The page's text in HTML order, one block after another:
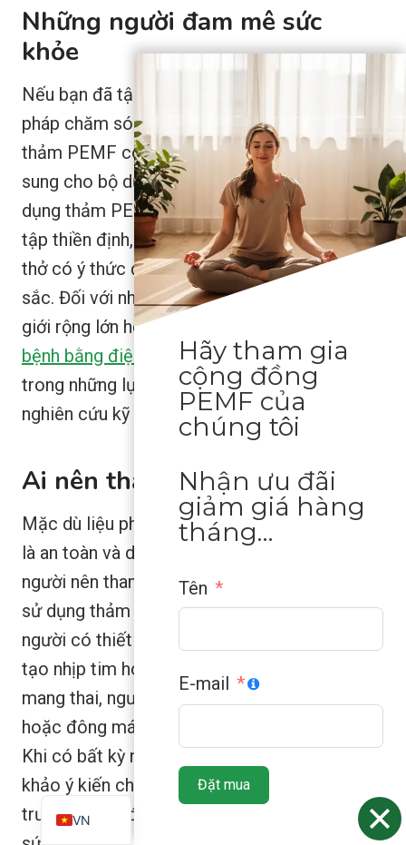
Những người đam mê sức
khỏe
Nếu bạn đã tập yoga, thiền hoặc các phương
pháp chăm sóc sức khỏe toàn diện khác,
thảm PEMF có thể là một công cụ hữu ích bổ
sung cho bộ dụng cụ của bạn. Nhiều người sử
dụng thảm PEMF làm nền tảng cho việc luyện
tập thiền định, kết hợp lợi ích điện từ với hơi
thở có ý thức để có trải nghiệm phục hồi sâu
sắc. Đối với những người quan tâm đến thế
giới rộng lớn hơn của...
bệnh bằng điện từ
, Tấm thảm PEMF là một
trong những lựa chọn dễ tiếp cận và được
nghiên cứu kỹ lưỡng nhất hiện có.
Ai nên thận trọng?
Mặc dù liệu pháp PEMF nhìn chung được coi
là an toàn và dung nạp tốt, nhưng một số
người nên tham khảo ý kiến bác sĩ trước khi
sử dụng thảm PEMF. Điều này bao gồm những
người có thiết bị điện tử cấy ghép (như máy
tạo nhịp tim hoặc máy bơm insulin), phụ nữ
mang thai, người mắc các rối loạn chảy máu
hoặc đông máu, và những người đã ghép tạng.
Khi có bất kỳ nghi ngờ nào, hãy luôn tham
khảo ý kiến chuyên gia chăm sóc sức khỏe
trước khi bắt đầu bất kỳ liệu pháp chăm sóc
Hãy tham gia
cộng đồng
PEMF của
chúng tôi
Nhận ưu đãi
giảm giá hàng
tháng…
Tên
E-mail
Đặt mua
VN
EN
ES
ZH